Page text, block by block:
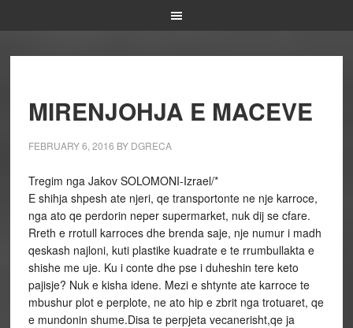
MIRENJOHJA E MACEVE
FEBRUARY 6, 2016 BY DGRECA
Tregim nga Jakov SOLOMONI-Izrael/*
E shihja shpesh ate njeri, qe transportonte ne nje karroce,
nga ato qe perdorin neper supermarket, nuk dij se cfare.
Rreth e rrotull karroces dhe brenda saje, nje numur i madh
qeskash najloni, kuti plastike kuadrate e te rrumbullakta e
shishe me uje. Ku i conte dhe pse i duheshin tere keto
pajisje? Nuk e kisha idene. Mezi e shtynte ate karroce te
mbushur plot e perplote, ne ato hip e zbrit nga trotuaret, qe
e mundonin shume.Disa te perpjeta vecanerisht,qe ja